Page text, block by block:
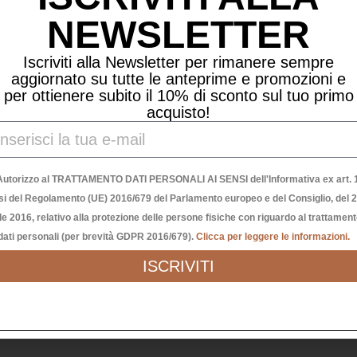
10,00€
NEWSLETTER
Iscriviti alla Newsletter per rimanere sempre
aggiornato su tutte le anteprime e promozioni e
per ottienere subito il 10% di sconto sul tuo primo
acquisto!
al TRATTAMENTO DATI PERSONALI AI SENSI dell'Informativa ex art.
del Regolamento (UE) 2016/679 del Parlamento europeo e del Consiglio, del
2016, relativo alla protezione delle persone fisiche con riguardo al
personali (per brevità GDPR 2016/679). Clicca per leggere le informazioni.
ISCRIVITI